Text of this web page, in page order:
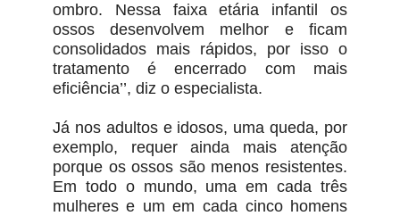
ombro. Nessa faixa etária infantil os
ossos desenvolvem melhor e ficam
consolidados mais rápidos, por isso o
tratamento é encerrado com mais
eficiência’’, diz o especialista.
Já nos adultos e idosos, uma queda, por
exemplo, requer ainda mais atenção
porque os ossos são menos resistentes.
Em todo o mundo, uma em cada três
mulheres e um em cada cinco homens